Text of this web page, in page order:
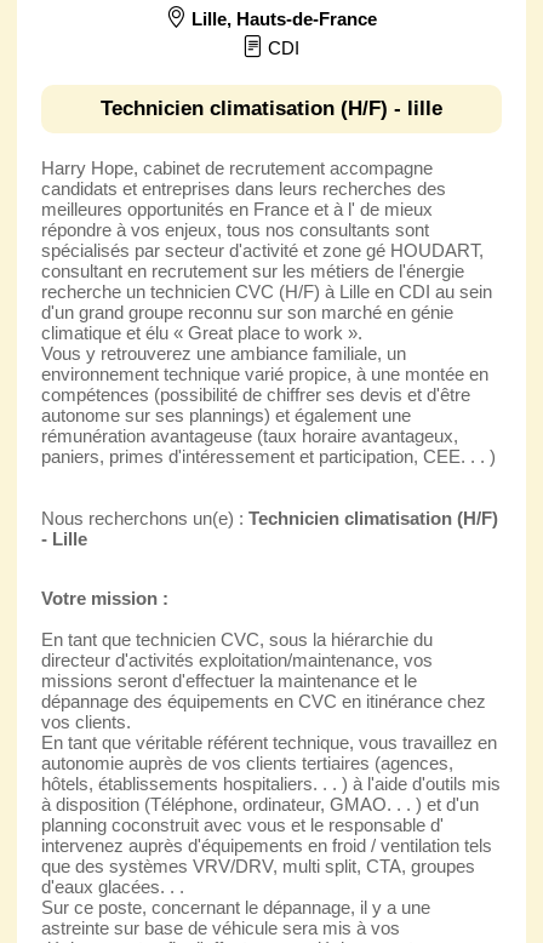
Lille, Hauts-de-France
CDI
Technicien climatisation (H/F) - lille
Harry Hope, cabinet de recrutement accompagne
candidats et entreprises dans leurs recherches des
meilleures opportunités en France et à l' de mieux
répondre à vos enjeux, tous nos consultants sont
spécialisés par secteur d'activité et zone gé HOUDART,
consultant en recrutement sur les métiers de l'énergie
recherche un technicien CVC (H/F) à Lille en CDI au sein
d'un grand groupe reconnu sur son marché en génie
climatique et élu « Great place to work ».
Vous y retrouverez une ambiance familiale, un
environnement technique varié propice, à une montée en
compétences (possibilité de chiffrer ses devis et d'être
autonome sur ses plannings) et également une
rémunération avantageuse (taux horaire avantageux,
paniers, primes d'intéressement et participation, CEE. . . )
Nous recherchons un(e) : Technicien climatisation (H/F)
- Lille
Votre mission :
En tant que technicien CVC, sous la hiérarchie du
directeur d'activités exploitation/maintenance, vos
missions seront d'effectuer la maintenance et le
dépannage des équipements en CVC en itinérance chez
vos clients.
En tant que véritable référent technique, vous travaillez en
autonomie auprès de vos clients tertiaires (agences,
hôtels, établissements hospitaliers. . . ) à l'aide d'outils mis
à disposition (Téléphone, ordinateur, GMAO. . . ) et d'un
planning coconstruit avec vous et le responsable d'
intervenez auprès d'équipements en froid / ventilation tels
que des systèmes VRV/DRV, multi split, CTA, groupes
d'eaux glacées. . .
Sur ce poste, concernant le dépannage, il y a une
astreinte sur base de véhicule sera mis à vos